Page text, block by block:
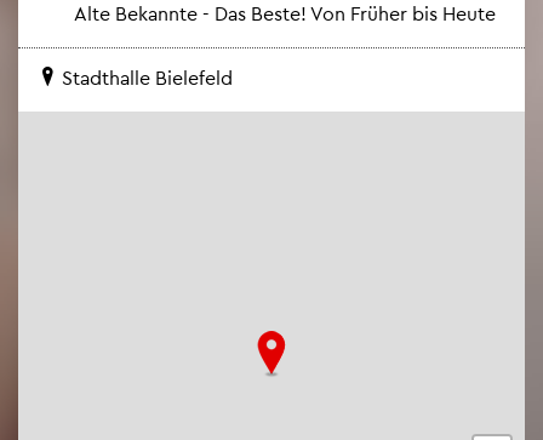
Alte Be­kann­te - Das Beste! Von Frü­her bis Heute
Stadt­hal­le Bie­le­feld